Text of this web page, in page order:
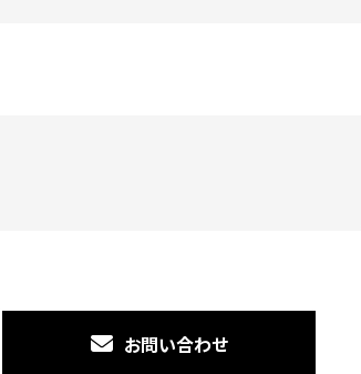
お問い合わせ